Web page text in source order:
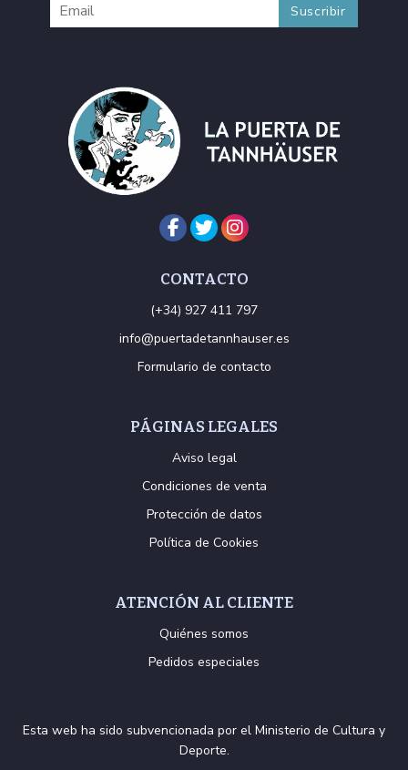
CONTACTO
(+34) 927 411 797
info@puertadetannhauser.es
Formulario de contacto
PÁGINAS LEGALES
Aviso legal
Condiciones de venta
Protección de datos
Política de Cookies
ATENCIÓN AL CLIENTE
Quiénes somos
Pedidos especiales
Esta web ha sido subvencionada por el Ministerio de Cultura y
Deporte.